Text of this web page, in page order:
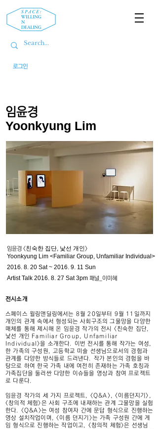
로그인
임윤경
Yoonkyung Lim
임윤경 <친숙한 집단, 낯선 개인>
Yoonkyung Lim <Familiar Group, Unfamiliar Individual>
2016. 8. 20 Sat ~ 2016. 9. 11 Sun
Artist Talk 2016. 8. 27 Sat 3pm 패널_이미혜
전시소개
스페이스 윌링앤딜링에서는 8월 20일부터 9월 11일까지
개인의 관계 속에서 형성되는 사회구조의 그물망을 다양한
매체를 통해 제시해 온 임윤경 작가의 전시 <친숙한 집단,
낯선 개인 Familiar Group, Unfamiliar
Individual>을 소개한다. 이번 전시를 통해 작가는 여성,
한 가족의 구성원, 고등학교 미술 선생님으로서의 경험과
관계를 다양한 방식들로 드러낸다. 작가 본인의 경험을 바
탕으로 하여 한국 가족 내에 여전히 존재하는 가족 호칭과
가족집단을 둘러싼 다양한 이슈들을 영상과 참여 프로젝트
로 다룬다.
임윤경 작가의 세 가지 프로젝트, <Q&A>, <이름던지기>,
<창의적 체험>은 사회 구조에 내재하는 관계 그물망을 실험
한다. <Q&A>는 여성 참여자 간에 문답 형식으로 진행하는
영상 설치작업이며, <이름 던지기>는 가족 구성원 간에 게
임 형식으로 진행하는 작업이고, <창의적 체험>은 선생님